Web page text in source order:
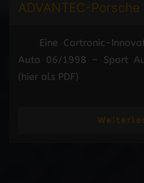
ADVANTEC-Porsche
Eine Cartronic-
Auto 06/1998 – Sport
(hier als PDF)